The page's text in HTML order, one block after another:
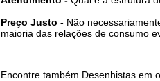
Preço Justo - Não
maioria das relações de consumo
Encontre também Desenhistas em